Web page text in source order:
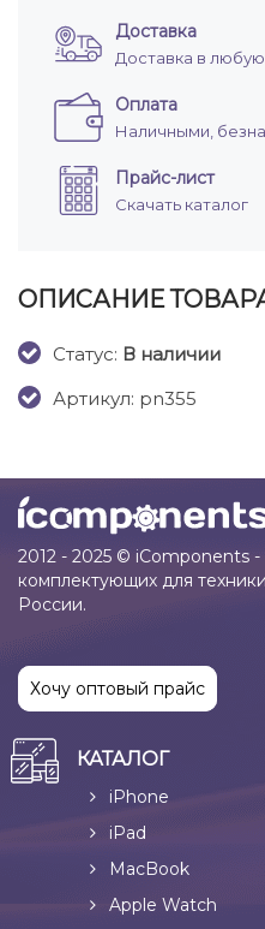
Доставка
Доставка в
Оплата
Наличными,
Прайс-лист
Скачать каталог
ОПИСАНИЕ
Cтатус: В наличии
Артикул: pn355
2012 - 2025 © iComponents -
комплектующих для
России.
Хочу оптовый прайс
КАТАЛОГ
iPhone
iPad
MacBook
Apple Watch